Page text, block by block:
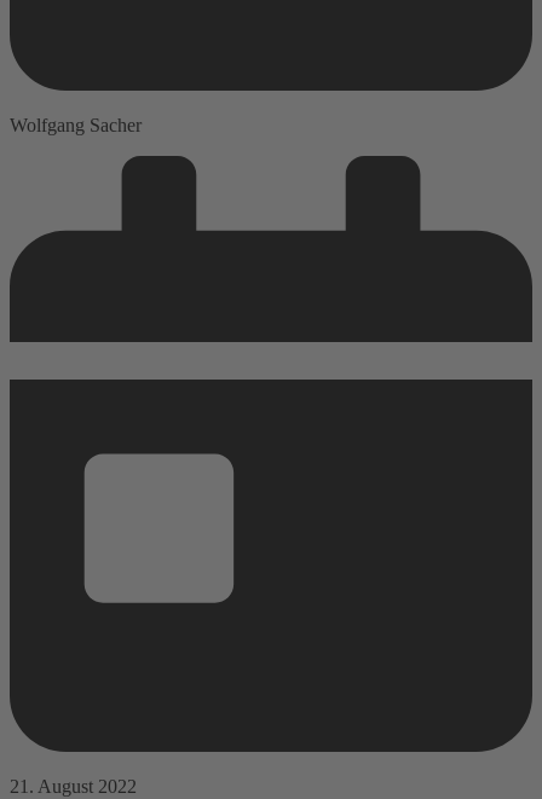
Wolfgang Sacher
21. August 2022